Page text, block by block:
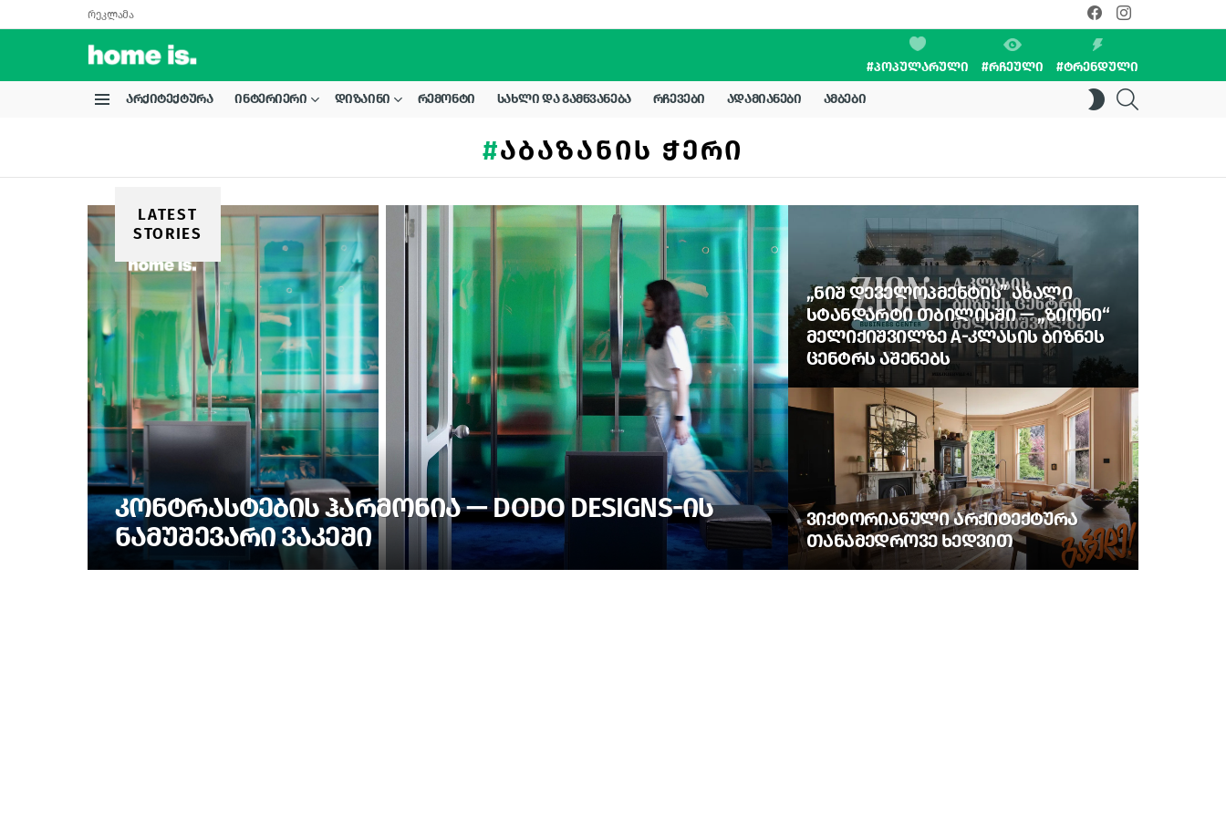
რეკლამა
facebookinstagram
#ᲞᲝᲞᲣᲚᲐᲠᲣᲚᲘ #ᲠᲩᲔᲣᲚᲘ #ᲢᲠᲔᲜᲓᲣᲚᲘ
ᲐᲠᲥᲘᲢᲔᲥᲢᲣᲠᲐ ᲘᲜᲢᲔᲠᲘᲔᲠᲘ ᲓᲘᲖᲐᲘᲜᲘ ᲠᲔᲛᲝᲜᲢᲘ ᲡᲐᲮᲚᲘ ᲓᲐ ᲒᲐᲛᲬᲕᲐᲜᲔᲑᲐ ᲠᲩᲔᲕᲔᲑᲘ ᲐᲓᲐᲛᲘᲐᲜᲔᲑᲘ ᲐᲛᲑᲔᲑᲘ
SWITCH
SKIN
ᲐᲑᲐᲖᲐᲜᲘᲡ ᲭᲔᲠᲘ
LATEST
STORIES
ᲙᲝᲜᲢᲠᲐᲡᲢᲔᲑᲘᲡ ᲰᲐᲠᲛᲝᲜᲘᲐ — DODO DESIGNS-ᲘᲡ
ᲜᲐᲛᲣᲨᲔᲕᲐᲠᲘ ᲕᲐᲙᲔᲨᲘ
„ᲜᲘᲨ ᲓᲔᲕᲔᲚᲝᲞᲛᲔᲜᲢᲘᲡ” ᲐᲮᲐᲚᲘ
ᲡᲢᲐᲜᲓᲐᲠᲢᲘ ᲗᲑᲘᲚᲘᲡᲨᲘ — „ᲖᲘᲝᲜᲘ“
ᲛᲔᲚᲘᲥᲘᲨᲕᲘᲚᲖᲔ A-ᲙᲚᲐᲡᲘᲡ ᲑᲘᲖᲜᲔᲡ
ᲪᲔᲜᲢᲠᲡ ᲐᲨᲔᲜᲔᲑᲡ
ᲕᲘᲥᲢᲝᲠᲘᲐᲜᲣᲚᲘ ᲐᲠᲥᲘᲢᲔᲥᲢᲣᲠᲐ
ᲗᲐᲜᲐᲛᲔᲓᲠᲝᲕᲔ ᲮᲔᲓᲕᲘᲗ